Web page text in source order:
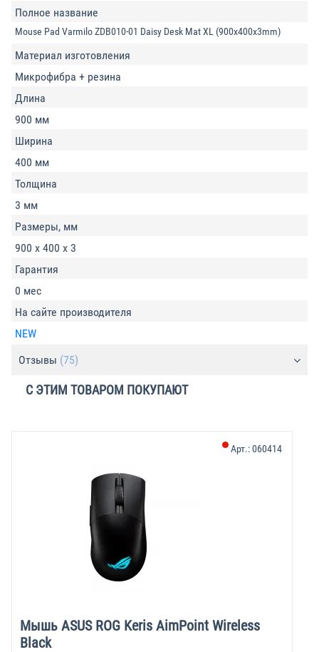
Полное название
Mouse Pad Varmilo ZDB010-01 Daisy Desk Mat XL (900x400x3mm)
Материал изготовления
Микрофибра + резина
Длина
900 мм
Ширина
400 мм
Толщина
3 мм
Размеры, мм
900 x 400 x 3
Гарантия
0 мес
На сайте производителя
NEW
Отзывы (75)
С ЭТИМ ТОВАРОМ ПОКУПАЮТ
Мышь ASUS ROG Keris AimPoint Wireless
Black
Арт.:060414